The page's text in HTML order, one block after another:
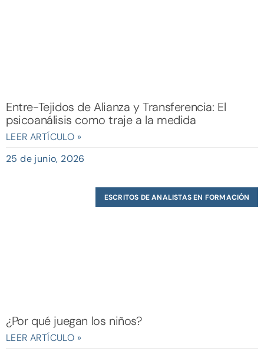
Entre-Tejidos de Alianza y Transferencia: El
psicoanálisis como traje a la medida
LEER ARTÍCULO »
25 de junio, 2026
ESCRITOS DE ANALISTAS EN FORMACIÓN
¿Por qué juegan los niños?
LEER ARTÍCULO »